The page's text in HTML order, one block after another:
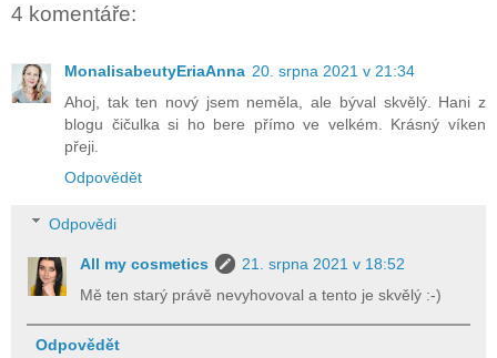
4 komentáře:
MonalisabeutyEriaAnna 20. srpna 2021 v 21:34
Ahoj, tak ten nový jsem neměla, ale býval skvělý. Hani z
blogu čičulka si ho bere přímo ve velkém. Krásný víken
přeji.
Odpovědět
Odpovědi
All my cosmetics
21. srpna 2021 v 18:52
Mě ten starý právě nevyhovoval a tento je skvělý :-)
Odpovědět